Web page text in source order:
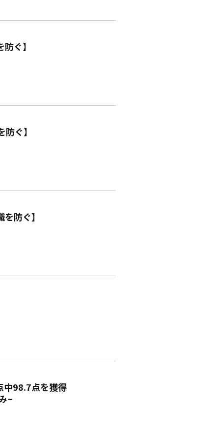
ぐ】
ぐ】
防ぐ】
中98.7点を獲得
~